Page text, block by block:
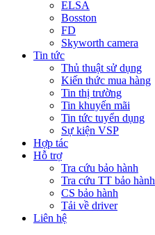
ELSA
Bosston
FD
Skyworth camera
Tin tức
Thủ thuật sử dụng
Kiến thức mua hàng
Tin thị trường
Tin khuyến mãi
Tin tức tuyển dụng
Sự kiện VSP
Hợp tác
Hỗ trợ
Tra cứu bảo hành
Tra cứu TT bảo hành
CS bảo hành
Tải về driver
Liên hệ